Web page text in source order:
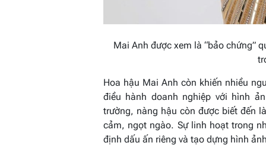
Mai Anh được xem là “bảo chứng”
Hoa hậu Mai Anh còn khiến nhiều
điều hành doanh nghiệp với hình
trường, nàng hậu còn được biết đến
cảm, ngọt ngào. Sự linh hoạt trong
định dấu ấn riêng và tạo dựng hình